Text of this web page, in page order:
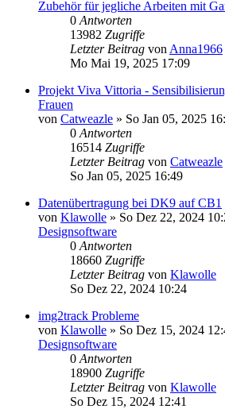
Zubehör für jegliche Arbeiten mit
0 Antworten
13982 Zugriffe
Letzter Beitrag von Anna1966
Mo Mai 19, 2025 17:09
Projekt Viva Vittoria -
Frauen
von Catweazle » So Jan 05, 2025
0 Antworten
16514 Zugriffe
Letzter Beitrag von Catweazle
So Jan 05, 2025 16:49
Datenübertragung bei DK9 auf CB1
von Klawolle » So Dez 22, 2024
Designsoftware
0 Antworten
18660 Zugriffe
Letzter Beitrag von Klawolle
So Dez 22, 2024 10:24
img2track Probleme
von Klawolle » So Dez 15, 2024
Designsoftware
0 Antworten
18900 Zugriffe
Letzter Beitrag von Klawolle
So Dez 15, 2024 12:41